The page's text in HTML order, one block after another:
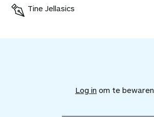
Tine Jellasics
g
Log in om te bewaren